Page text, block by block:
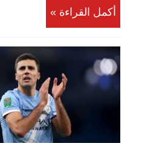
أكمل القراءة »